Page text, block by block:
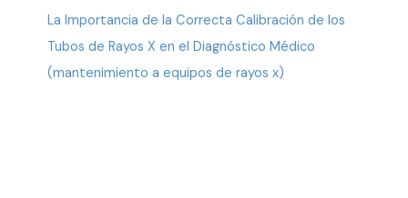
La Importancia de la Correcta Calibración de los
Tubos de Rayos X en el Diagnóstico Médico
(mantenimiento a equipos de rayos x)